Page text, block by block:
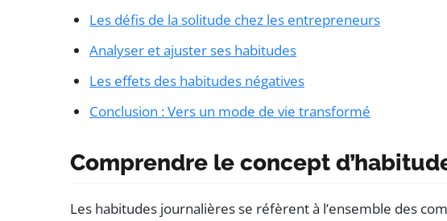
Les défis de la solitude chez les entrepreneurs
Analyser et ajuster ses habitudes
Les effets des habitudes négatives
Conclusion : Vers un mode de vie transformé
Comprendre le concept
Les habitudes journalières se réfèrent à l’ensemble des